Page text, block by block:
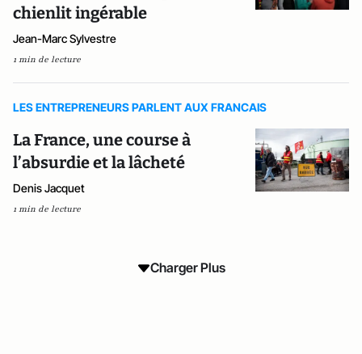
chienlit ingérable
Jean-Marc Sylvestre
1 min de lecture
LES ENTREPRENEURS PARLENT AUX FRANCAIS
La France, une course à
l’absurdie et la lâcheté
Denis Jacquet
1 min de lecture
Charger Plus